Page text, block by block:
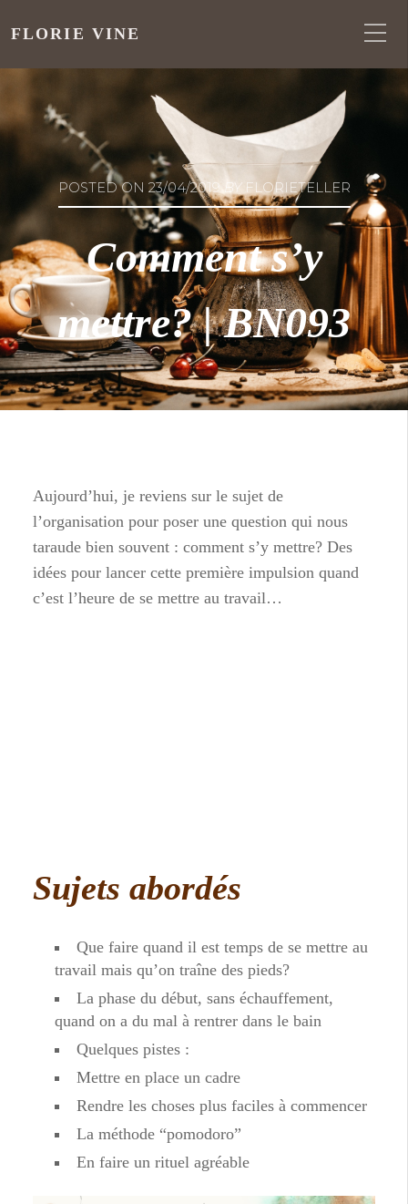
FLORIE VINE
POSTED ON 23/04/2019 BY FLORIETELLER
Comment s’y
mettre? | BN093
Aujourd’hui, je reviens sur le sujet de
l’organisation pour poser une question qui nous
taraude bien souvent : comment s’y mettre? Des
idées pour lancer cette première impulsion quand
c’est l’heure de se mettre au travail…
Sujets abordés
Que faire quand il est temps de se mettre au
travail mais qu’on traîne des pieds?
La phase du début, sans échauffement,
quand on a du mal à rentrer dans le bain
Quelques pistes :
Mettre en place un cadre
Rendre les choses plus faciles à commencer
La méthode “pomodoro”
En faire un rituel agréable